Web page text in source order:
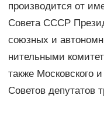
производится от
Совета СССР
союзных и
нительными
также Москов­ского
Советов депутатов